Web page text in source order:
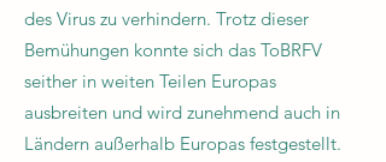
des Virus zu verhindern. Trotz dieser
Bemühungen konnte sich das ToBRFV
seither in weiten Teilen Europas
ausbreiten und wird zunehmend auch in
Ländern außerhalb Europas festgestellt.